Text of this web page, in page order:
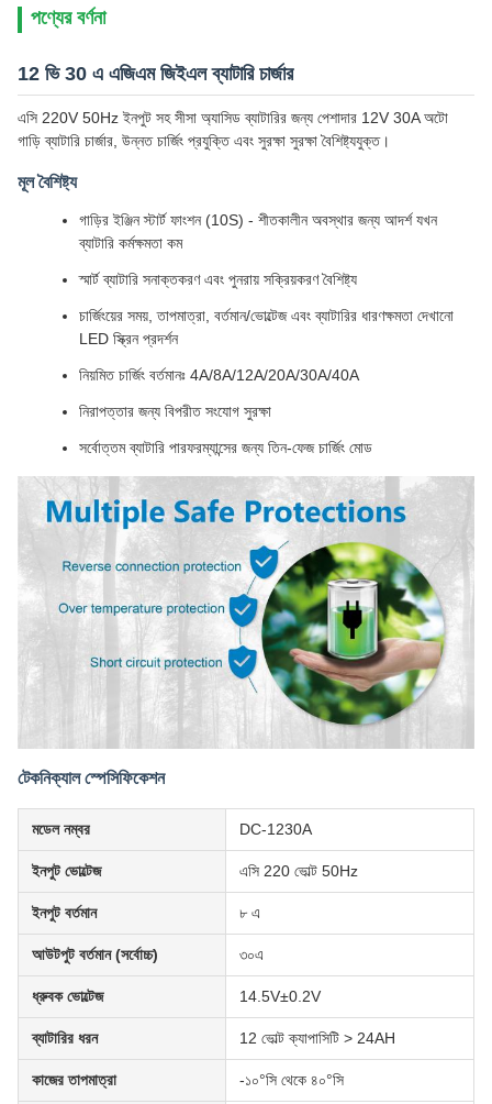
পণ্যের বর্ণনা
12 ভি 30 এ এজিএম জিইএল ব্যাটারি চার্জার
এসি 220V 50Hz ইনপুট সহ সীসা অ্যাসিড ব্যাটারির জন্য পেশাদার 12V 30A অটো
গাড়ি ব্যাটারি চার্জার, উন্নত চার্জিং প্রযুক্তি এবং সুরক্ষা সুরক্ষা বৈশিষ্ট্যযুক্ত।
মূল বৈশিষ্ট্য
গাড়ির ইঞ্জিন স্টার্ট ফাংশন (10S) - শীতকালীন অবস্থার জন্য আদর্শ যখন
ব্যাটারি কর্মক্ষমতা কম
স্মার্ট ব্যাটারি সনাক্তকরণ এবং পুনরায় সক্রিয়করণ বৈশিষ্ট্য
চার্জিংয়ের সময়, তাপমাত্রা, বর্তমান/ভোল্টেজ এবং ব্যাটারির ধারণক্ষমতা দেখানো
LED স্ক্রিন প্রদর্শন
নিয়মিত চার্জিং বর্তমানঃ 4A/8A/12A/20A/30A/40A
নিরাপত্তার জন্য বিপরীত সংযোগ সুরক্ষা
সর্বোত্তম ব্যাটারি পারফরম্যান্সের জন্য তিন-ফেজ চার্জিং মোড
টেকনিক্যাল স্পেসিফিকেশন
মডেল নম্বর DC-1230A
ইনপুট ভোল্টেজ এসি 220 ভোল্ট 50Hz
ইনপুট বর্তমান ৮ এ
আউটপুট বর্তমান (সর্বোচ্চ) ৩০এ
ধ্রুবক ভোল্টেজ 14.5V±0.2V
ব্যাটারির ধরন 12 ভোল্ট ক্যাপাসিটি > 24AH
কাজের তাপমাত্রা -১০°সি থেকে ৪০°সি